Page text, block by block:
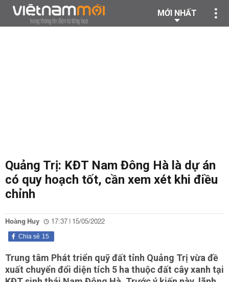
MỚI NHẤT
Quảng Trị: KĐT Nam Đông Hà là dự án
có quy hoạch tốt, cần xem xét khi điều
chỉnh
Hoàng Huy 17:37 | 15/05/2022
15
Chia sẻ
Trung tâm Phát triển quỹ đất tỉnh Quảng Trị vừa đề
xuất chuyển đổi diện tích 5 ha thuộc đất cây xanh tại